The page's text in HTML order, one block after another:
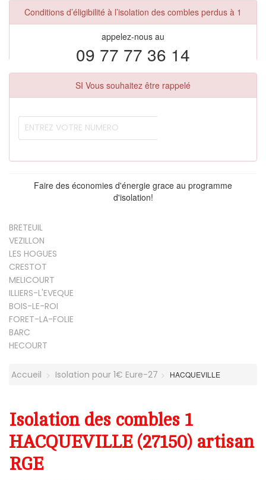
Conditions d’éligibilité à l’isolation des combles perdus à 1
appelez-nous au
09 77 77 36 14
SI Vous souhaitez être rappelé
Faire des économies d'énergie grace au programme
d'isolation!
BRETEUIL
VEZILLON
LES HOGUES
CRESTOT
MELICOURT
ILLIERS-L'EVEQUE
BOIS-LE-ROI
FORET-LA-FOLIE
BARC
HECOURT
Accueil Isolation pour 1€ Eure-27 HACQUEVILLE
Isolation des combles 1
HACQUEVILLE (27150) artisan
RGE